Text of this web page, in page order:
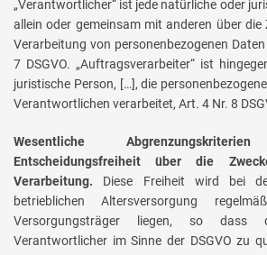
„Verantwortlicher“ ist jede natürliche oder
allein oder gemeinsam mit anderen über
Verarbeitung von personenbezogenen
7 DSGVO. „Auftragsverarbeiter“ ist
juristische Person, […], die
Verantwortlichen verarbeitet, Art. 4 Nr. 8
Wesentliche
Entscheidungsfreiheit über die
Verarbeitung. Diese Freiheit wird bei
betrieblichen Altersversorgung
Versorgungsträger liegen, so dass
Verantwortlicher im Sinne der DSGVO zu